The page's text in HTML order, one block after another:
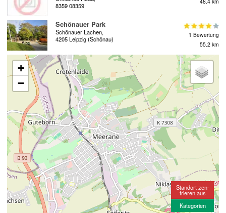
8359 08359
Schönauer Park
Schönauer Lachen,
4205 Leipzig (Schönau)
1 Bewertung
55.2 km
+
−
Standort zen-
trieren aus
Kategorien